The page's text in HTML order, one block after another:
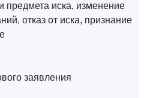
предмета иска, изменение
отказ от иска, признание
заявления